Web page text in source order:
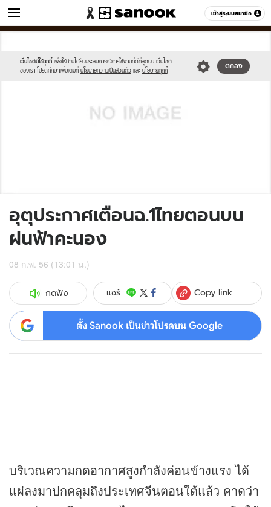
เข้าสู่ระบบสมาชิก
ข่าว หมวดอื่นๆ
เว็บไซต์นี้ใช้คุกกี้ เพื่อให้ท่านได้รับประสบการณ์การใช้งานที่ดีที่สุดบน เว็บไซต์
ของเรา โปรดศึกษาเพิ่มเติมที่ นโยบายความเป็นส่วนตัว และ นโยบายคุกกี้
ตกลง
sanook.png
image.jpg
อุตุประกาศเตือนฉ.1ไทยตอนบน
ฝนฟ้าคะนอง
08 ก.พ. 56 (13:01 น.)
กดฟัง แชร์ Copy link
ตั้ง Sanook เป็นข่าวโปรดบน Google
บริเวณความกดอากาศสูงกำลังค่อนข้างแรง ได้
แผ่ลงมาปกคลุมถึงประเทศจีนตอนใต้แล้ว คาดว่า